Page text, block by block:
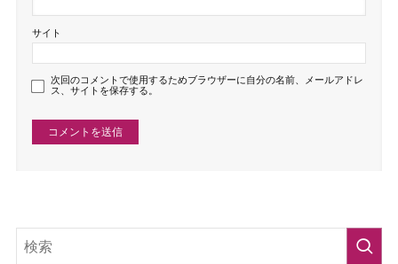
サイト
次回のコメントで使用するためブラウザーに自分の名前、メールアドレ
ス、サイトを保存する。